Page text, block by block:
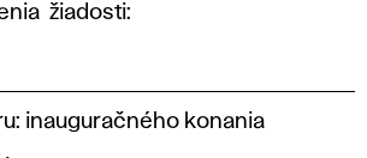
žiadosti:
inauguračného konania